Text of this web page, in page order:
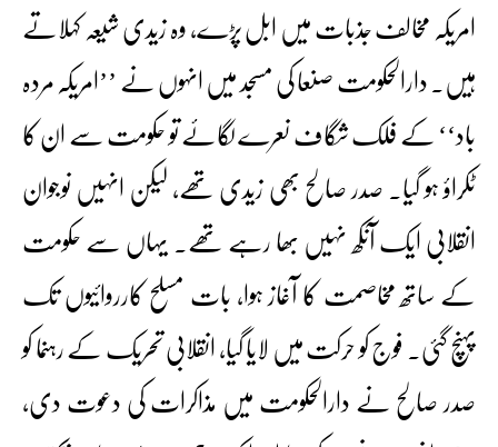
امریکہ مخالف جذبات میں ابل پڑے، وہ زیدی شیعہ کہلاتے
ہیں۔ دارالحکومت صنعا کی مسجد میں انہوں نے ’’امریکہ مردہ
باد‘‘ کے فلک شگاف نعرے لگائے تو حکومت سے ان کا
ٹکراؤ ہو گیا۔ صدر صالح بھی زیدی تھے، لیکن انہیں نوجوان
انقلابی ایک آنکھ نہیں بھا رہے تھے۔ یہاں سے حکومت
کے ساتھ مخاصمت کا آغاز ہوا، بات مسلح کارروائیوں تک
پہنچ گئی۔ فوج کو حرکت میں لایا گیا، انقلابی تحریک کے رہنما کو
صدر صالح نے دارالحکومت میں مذاکرات کی دعوت دی،